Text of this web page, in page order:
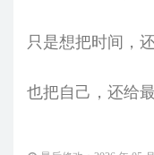
只是想把时间，
也把自己，还给